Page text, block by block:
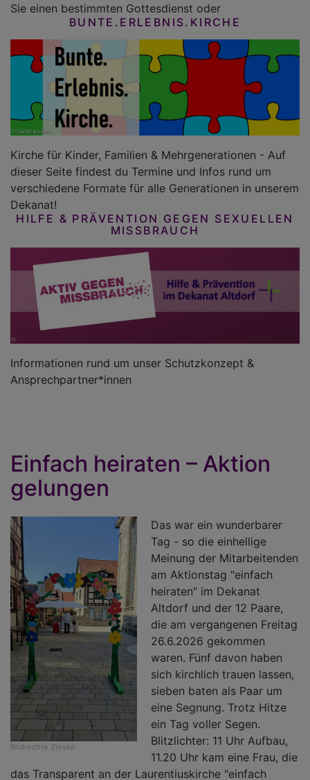
Sie einen bestimmten Gottesdienst oder
BUNTE.ERLEBNIS.KIRCHE
Kirche für Kinder, Familien & Mehrgenerationen - Auf
dieser Seite findest du Termine und Infos rund um
verschiedene Formate für alle Generationen in unserem
Dekanat!
HILFE & PRÄVENTION GEGEN SEXUELLEN
MISSBRAUCH
Informationen rund um unser Schutzkonzept &
Ansprechpartner*innen
Einfach heiraten – Aktion
gelungen
Bildrechte Zieske
Das war ein wunderbarer
Tag - so die einhellige
Meinung der Mitarbeitenden
am Aktionstag "einfach
heiraten" im Dekanat
Altdorf und der 12 Paare,
die am vergangenen Freitag
26.6.2026 gekommen
waren. Fünf davon haben
sich kirchlich trauen lassen,
sieben baten als Paar um
eine Segnung. Trotz Hitze
ein Tag voller Segen.
Blitzlichter: 11 Uhr Aufbau,
11.20 Uhr kam eine Frau, die
das Transparent an der Laurentiuskirche "einfach